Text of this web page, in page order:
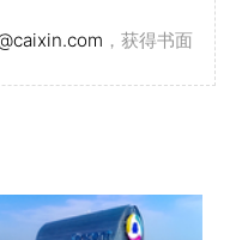
，获得书面